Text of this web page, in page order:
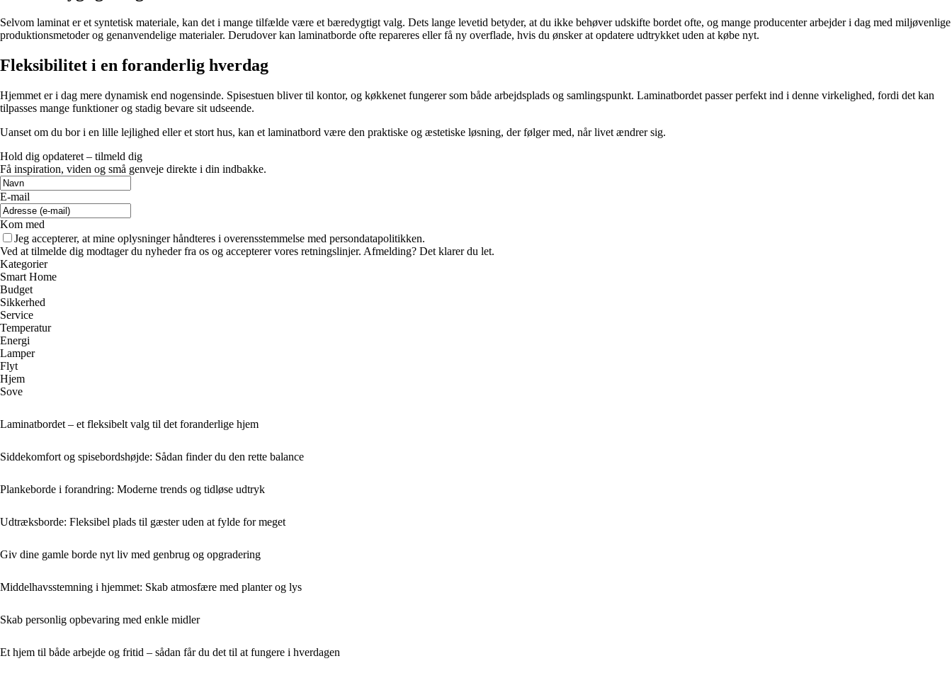
Selvom laminat er et syntetisk materiale, kan det i mange tilfælde være et bæredygtigt valg. Dets lange levetid betyder, at du ikke behøver udskifte bordet ofte, og mange producenter arbejder i dag med miljøvenlige
produktionsmetoder og genanvendelige materialer. Derudover kan laminatborde ofte repareres eller få ny overflade, hvis du ønsker at opdatere udtrykket uden at købe nyt.
Fleksibilitet i en foranderlig hverdag
Hjemmet er i dag mere dynamisk end nogensinde. Spisestuen bliver til kontor, og køkkenet fungerer som både arbejdsplads og samlingspunkt. Laminatbordet passer perfekt ind i denne virkelighed, fordi det kan
tilpasses mange funktioner og stadig bevare sit udseende.
Uanset om du bor i en lille lejlighed eller et stort hus, kan et laminatbord være den praktiske og æstetiske løsning, der følger med, når livet ændrer sig.
Hold dig opdateret – tilmeld dig
Få inspiration, viden og små genveje direkte i din indbakke.
E-mail
Kom med
Jeg accepterer, at mine oplysninger håndteres i overensstemmelse med persondatapolitikken.
Ved at tilmelde dig modtager du nyheder fra os og accepterer vores retningslinjer. Afmelding? Det klarer du let.
Kategorier
Smart Home
Budget
Sikkerhed
Service
Temperatur
Energi
Lamper
Flyt
Hjem
Sove
Laminatbordet – et fleksibelt valg til det foranderlige hjem
Siddekomfort og spisebordshøjde: Sådan finder du den rette balance
Plankeborde i forandring: Moderne trends og tidløse udtryk
Udtræksborde: Fleksibel plads til gæster uden at fylde for meget
Giv dine gamle borde nyt liv med genbrug og opgradering
Middelhavsstemning i hjemmet: Skab atmosfære med planter og lys
Skab personlig opbevaring med enkle midler
Et hjem til både arbejde og fritid – sådan får du det til at fungere i hverdagen